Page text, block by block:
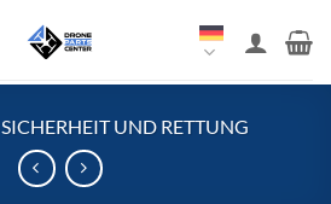
SICHERHEIT UND RETTUNG